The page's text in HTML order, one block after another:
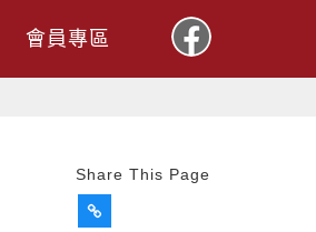
會員專區
Share This Page